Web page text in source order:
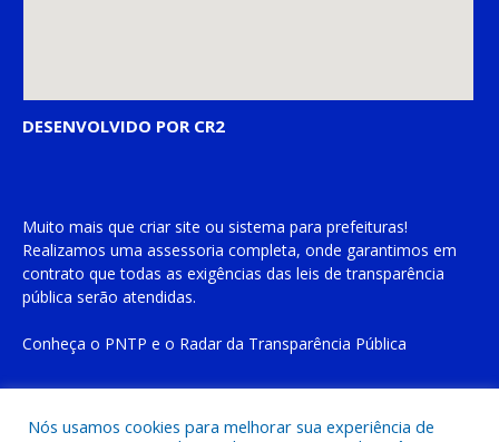
DESENVOLVIDO POR CR2
Muito mais que criar site ou sistema para prefeituras!
Realizamos uma assessoria completa, onde garantimos em
contrato que todas as exigências das leis de transparência
pública serão atendidas.
Conheça o PNTP e o Radar da Transparência Pública
Nós usamos cookies para melhorar sua experiência de